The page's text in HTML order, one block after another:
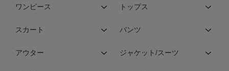
ワンピース トップス
スカート パンツ
アウター ジャケット/スーツ